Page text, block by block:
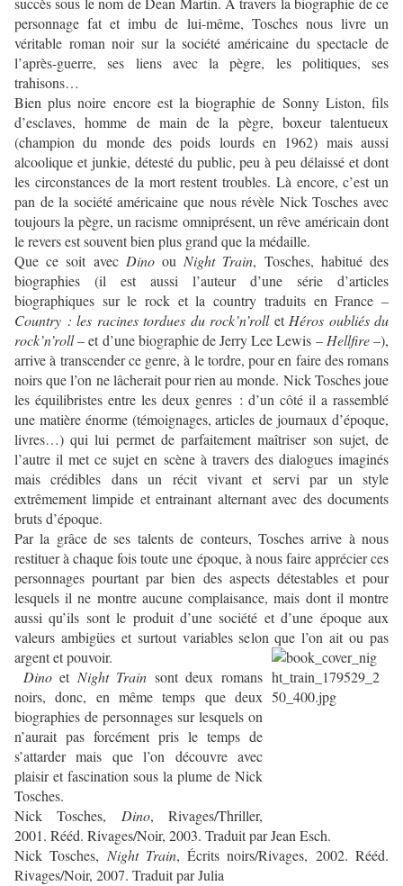
personnage fat et imbu de lui-même, Tosches nous livre un
véritable roman noir sur la société américaine du spectacle de
l’après-guerre, ses liens avec la pègre, les politiques, ses
trahisons…
Bien plus noire encore est la biographie de Sonny Liston, fils
d’esclaves, homme de main de la pègre, boxeur talentueux
(champion du monde des poids lourds en 1962) mais aussi
alcoolique et junkie, détesté du public, peu à peu délaissé et dont
les circonstances de la mort restent troubles. Là encore, c’est un
pan de la société américaine que nous révèle Nick Tosches avec
toujours la pègre, un racisme omniprésent, un rêve américain dont
le revers est souvent bien plus grand que la médaille.
Que ce soit avec Dinoou Night Train, Tosches, habitué des
biographies (il est aussi l’auteur d’une série d’articles
biographiques sur le rock et la country traduits en France –
Country : les racines tordues du rock’n’rollet Héros oubliés du
rock’n’roll– et d’une biographie de Jerry Lee Lewis – Hellfire–),
arrive à transcender ce genre, à le tordre, pour en faire des romans
noirs que l’on ne lâcherait pour rien au monde. Nick Tosches joue
les équilibristes entre les deux genres : d’un côté il a rassemblé
une matière énorme (témoignages, articles de journaux d’époque,
livres…) qui lui permet de parfaitement maîtriser son sujet, de
l’autre il met ce sujet en scène à travers des dialogues imaginés
mais crédibles dans un récit vivant et servi par un style
extrêmement limpide et entrainant alternant avec des documents
bruts d’époque.
Par la grâce de ses talents de conteurs, Tosches arrive à nous
restituer à chaque fois toute une époque, à nous faire apprécier ces
personnages pourtant par bien des aspects détestables et pour
lesquels il ne montre aucune complaisance, mais dont il montre
aussi qu’ils sont le produit d’une société et d’une époque aux
valeurs ambigües et surtout variables selon que l’on ait ou pas
argent et pouvoir.
Dinoet Night Train sont deux romans
noirs, donc, en même temps que deux
biographies de personnages sur lesquels on
n’aurait pas forcément pris le temps de
s’attarder mais que l’on découvre avec
plaisir et fascination sous la plume de Nick
Tosches.
Nick Tosches, Dino, Rivages/Thriller,
2001. Rééd. Rivages/Noir, 2003. Traduit par Jean Esch.
Nick Tosches, Night Train, Écrits noirs/Rivages, 2002. Rééd.
Rivages/Noir, 2007. Traduit par Julia